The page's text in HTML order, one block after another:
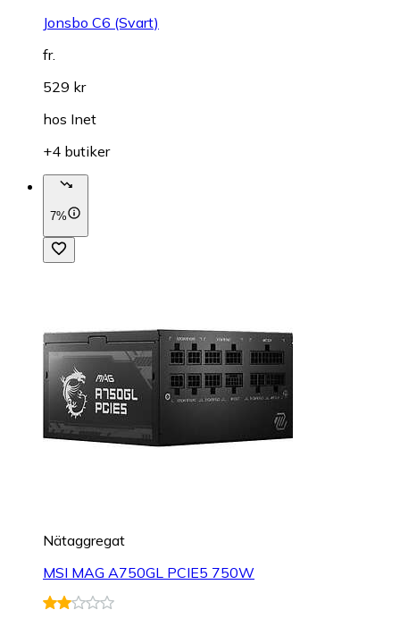
Jonsbo C6 (Svart)
fr.
529 kr
hos Inet
+4 butiker
7%
Nätaggregat
MSI MAG A750GL PCIE5 750W